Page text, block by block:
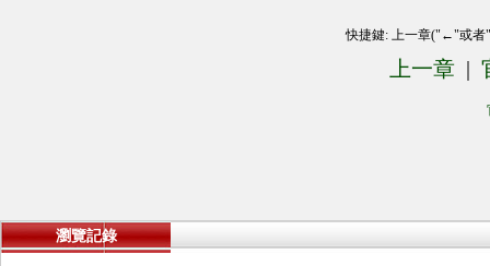
快捷鍵: 上一章("←"或
上一章 |
瀏覽記錄